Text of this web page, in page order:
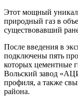
Этот мощный
природный газ в
существовавший
После введения в
подключены пять
которых цементные
Вольский завод
профиля, а также
района.